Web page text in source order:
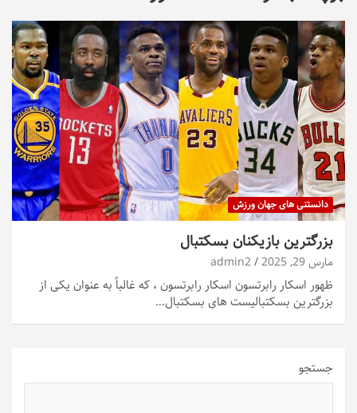
دانستنی های جهان ورزش
بزرگترین بازیکنان بسکتبال
مارس 29, 2025 admin2
ظهور اسکار رابرتسون اسکار رابرتسون ، که غالباً به عنوان یکی از
بزرگترین بسکتبالیست های بسکتبال…
جستجو